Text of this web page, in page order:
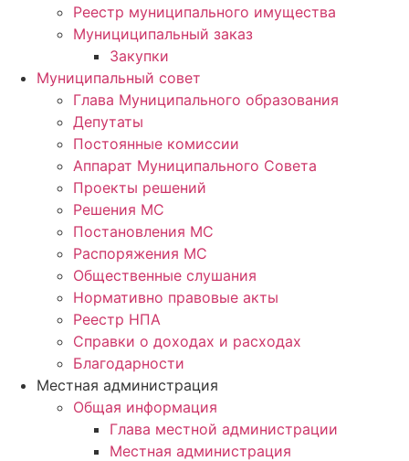
Реестр муниципального имущества
Мунициципальный заказ
Закупки
Муниципальный совет
Глава Муниципального образования
Депутаты
Постоянные комиссии
Аппарат Муниципального Совета
Проекты решений
Решения МС
Постановления МС
Распоряжения МС
Общественные слушания
Нормативно правовые акты
Реестр НПА
Справки о доходах и расходах
Благодарности
Местная администрация
Общая информация
Глава местной администрации
Местная администрация